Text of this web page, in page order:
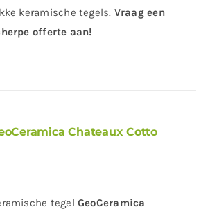
keramische tegels. Vraag een
offerte aan!
Chateaux Cotto
tegel GeoCeramica